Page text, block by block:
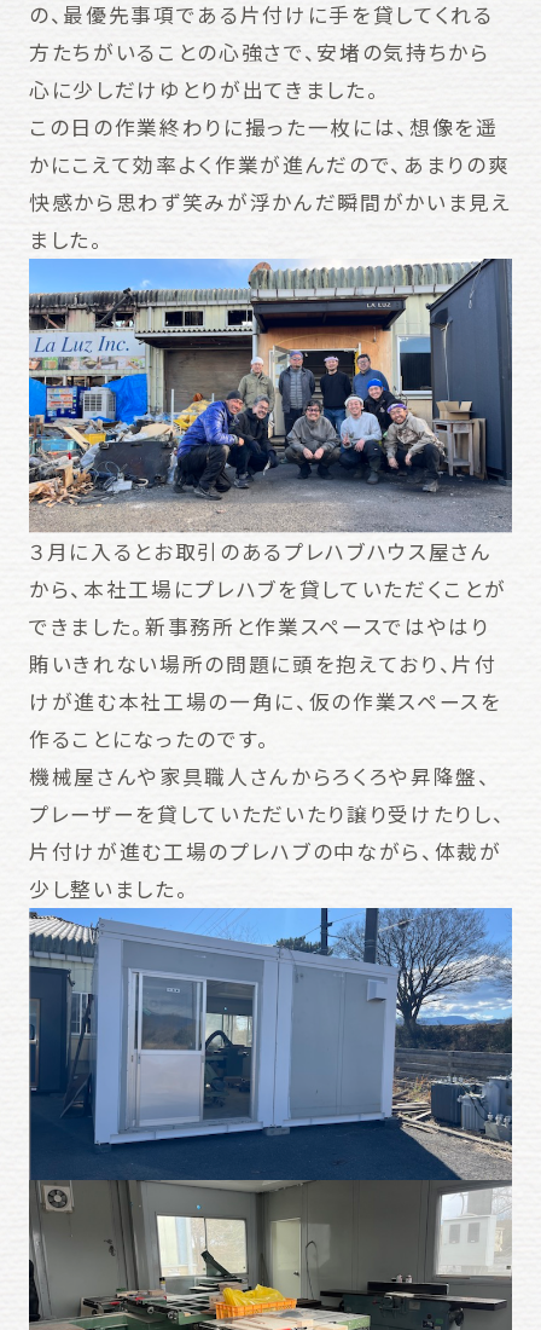
の、最優先事項である片付けに手を貸してくれる
方たちがいることの心強さで、安堵の気持ちから
心に少しだけゆとりが出てきました。
この日の作業終わりに撮った一枚には、想像を遥
かにこえて効率よく作業が進んだので、あまりの爽
快感から思わず笑みが浮かんだ瞬間がかいま見え
ました。
３月に入るとお取引のあるプレハブハウス屋さん
から、本社工場にプレハブを貸していただくことが
できました。新事務所と作業スペースではやはり
賄いきれない場所の問題に頭を抱えており、片付
けが進む本社工場の一角に、仮の作業スペースを
作ることになったのです。
機械屋さんや家具職人さんからろくろや昇降盤、
プレーザーを貸していただいたり譲り受けたりし、
片付けが進む工場のプレハブの中ながら、体裁が
少し整いました。